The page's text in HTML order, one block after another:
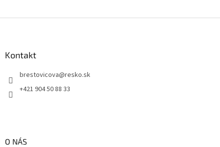
Kontakt
brestovicova@resko.sk
+421 904 50 88 33
O NÁS